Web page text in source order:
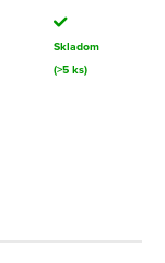
Skladom
(>5 ks)